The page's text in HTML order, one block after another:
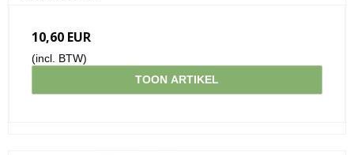
10,60 EUR
(incl. BTW)
TOON ARTIKEL